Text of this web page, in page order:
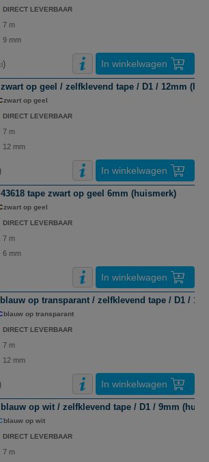
DIRECT LEVERBAAR
7 m
9 mm
) In winkelwagen
zwart op geel / zelfklevend tape / D1 / 12mm
zwart op geel
DIRECT LEVERBAAR
7 m
12 mm
In winkelwagen
43618 tape zwart op geel 6mm (huismerk)
zwart op geel
DIRECT LEVERBAAR
7 m
6 mm
In winkelwagen
blauw op transparant / zelfklevend tape / D1 /
blauw op transparant
DIRECT LEVERBAAR
7 m
12 mm
In winkelwagen
blauw op wit / zelfklevend tape / D1 / 9mm
blauw op wit
DIRECT LEVERBAAR
7 m